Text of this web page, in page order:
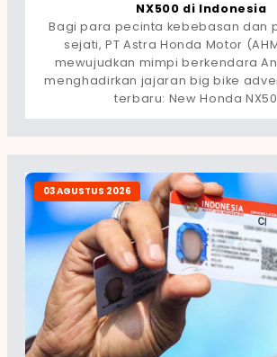
NX500 di Indonesia
Bagi para pecinta kebebasan dan
sejati, PT Astra Honda Motor
mewujudkan mimpi berkendara
menghadirkan jajaran big bike
terbaru: New Honda
03 AGUSTUS 2026